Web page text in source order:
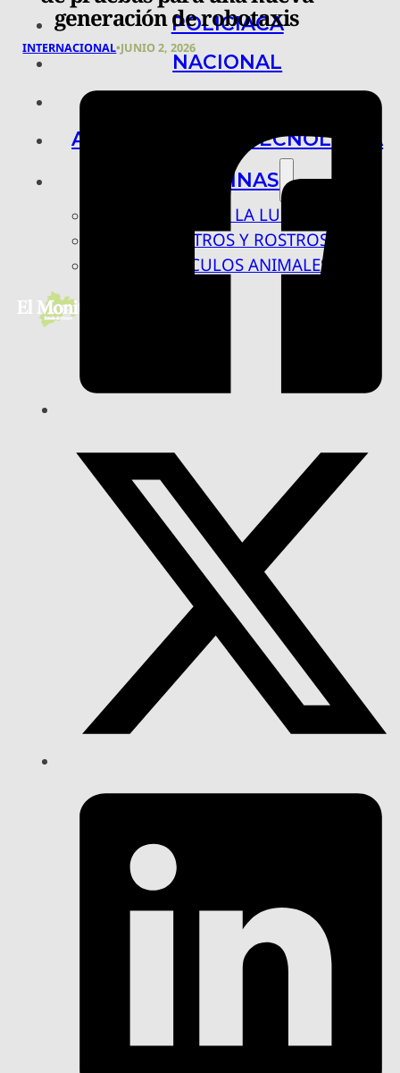
POLICIACA
NACIONAL
ARTE, CIENCIA Y TECNOLOGÍA
COLUMNAS
BAJO LA LUPA
RASTROS Y ROSTROS
VÍNCULOS ANIMALES
generación de robotaxis
INTERNACIONAL•JUNIO 2, 2026